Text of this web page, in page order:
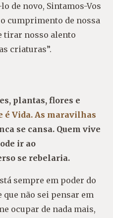
de novo, Sintamos-Vos
cumprimento de nossa
tirar nosso alento
criaturas”.
plantas, flores e
é Vida. As maravilhas
se cansa. Quem vive
ir ao
se rebelaria.
sempre em poder do
que não sei pensar em
ocupar de nada mais,